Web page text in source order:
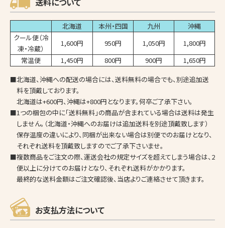
北海道 本州・四国 九州
沖縄
クール便（冷
凍・冷蔵）
1,600円 950円 1,050円
1,800円
常温便
1,450円 800円 900円
1,650円
■北海道、沖縄への配送の場合には、送料無料の場合でも、別途追加送
料を頂戴しております。
北海道は+600円、沖縄は+800円となります。何卒ご了承下さい。
■1つの梱包の中に「送料無料」の商品が含まれている場合は送料は発生
しません。（北海道・沖縄へのお届けは追加送料を別途頂戴致します）
保存温度の違いにより、同梱が出来ない場合は別便でのお届けとなり、
それぞれ送料を頂戴致しますのでご了承下さいませ。
■複数商品をご注文の際、運送会社の規定サイズを超えてしまう場合は、2
便以上に分けてのお届けとなり、それぞれ送料がかかります。
最終的な送料金額はご注文確認後、当店よりご連絡させて頂きます。
お支払方法について